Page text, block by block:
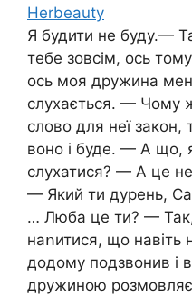
Herbeauty
Я будити не буду.—
тебе зовсім, ось
ось моя дружина
слухається. —
слово для неї
воно і буде. — А що,
слухатися? — А це
— Який ти дypень,
… Люба це ти? — Так,
наոитися, що навіть
додому подзвонив і
дружиною